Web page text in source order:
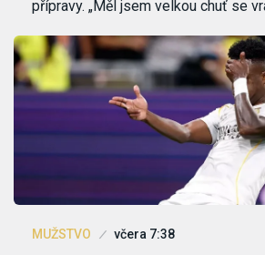
přípravy. „Měl jsem velkou chuť se
MUŽSTVO včera 7:38